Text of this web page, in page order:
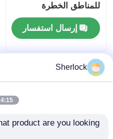
للمناطق الخطرة
إرسال استفسار
Sherlock
4:15 AM
product are you looking